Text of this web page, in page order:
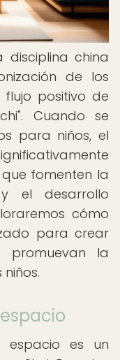
disciplina china
de los
positivo de
Cuando se
para niños, el
fomenten la
el desarrollo
cómo
para crear
promuevan la
es un